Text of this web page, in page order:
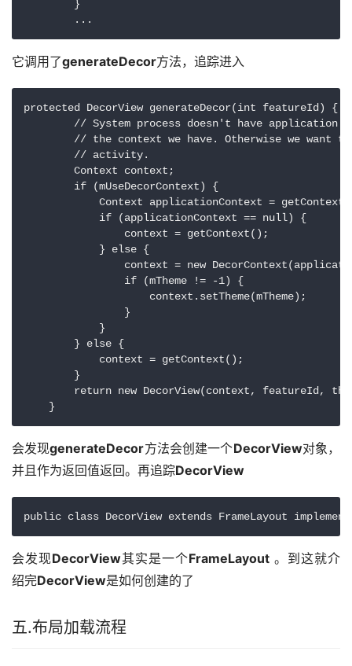
        }
        ...
它调用了generateDecor方法，追踪进入
protected DecorView generateDecor(int featureId) {
// System process doesn't have application
// the context we have. Otherwise we want
        // activity.
        Context context;
        if (mUseDecorContext) {
Context applicationContext =
            if (applicationContext == null) {
                context = getContext();
            } else {
context = new
                if (mTheme != -1) {
                    context.setTheme(mTheme);
                }
            }
        } else {
            context = getContext();
        }
return new DecorView(context, featureId,
    }
会发现generateDecor方法会创建一个DecorView对象，
并且作为返回值返回。再追踪DecorView
public class DecorView extends FrameLayout
会发现DecorView其实是一个FrameLayout 。到这就介
绍完DecorView是如何创建的了
五.布局加载流程